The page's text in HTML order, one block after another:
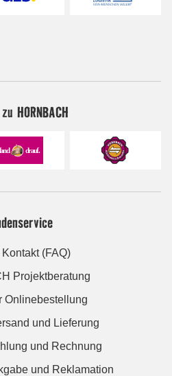
HORNBACH
(FAQ)
Projektberatung
Onlinebestellung
und Lieferung
und Rechnung
und Reklamation